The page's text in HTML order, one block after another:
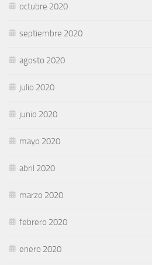
octubre 2020
septiembre 2020
agosto 2020
julio 2020
junio 2020
mayo 2020
abril 2020
marzo 2020
febrero 2020
enero 2020